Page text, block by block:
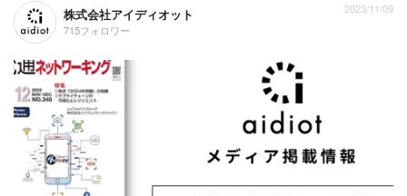
株式会社アイディオット
715フォロワー
2023/11/09